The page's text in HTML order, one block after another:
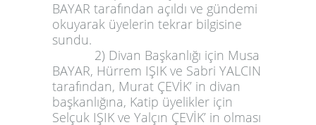
BAYAR tarafından açıldı ve gündemi
okuyarak üyelerin tekrar bilgisine
sundu.
2) Divan Başkanlığı için Musa
BAYAR, Hürrem IŞIK ve Sabri YALCIN
tarafından, Murat ÇEVİK’ in divan
başkanlığına, Katip üyelikler için
Selçuk IŞIK ve Yalçın ÇEVİK’ in olması